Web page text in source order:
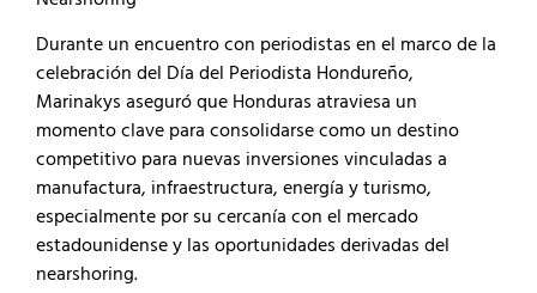
Durante un encuentro con periodistas en el marco de la
celebración del Día del Periodista Hondureño,
Marinakys aseguró que Honduras atraviesa un
momento clave para consolidarse como un destino
competitivo para nuevas inversiones vinculadas a
manufactura, infraestructura, energía y turismo,
especialmente por su cercanía con el mercado
estadounidense y las oportunidades derivadas del
nearshoring.